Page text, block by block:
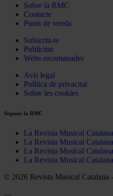
Sobre la RMC
Contacte
Punts de venda
Subscriu-te
Publicitat
Webs recomanades
Avís legal
Política de privacitat
Sobre les cookies
Segueix la RMC
La Revista Musical
La Revista Musical
La Revista Musical
La Revista Musical
© 2026 Revista Musical Catalana